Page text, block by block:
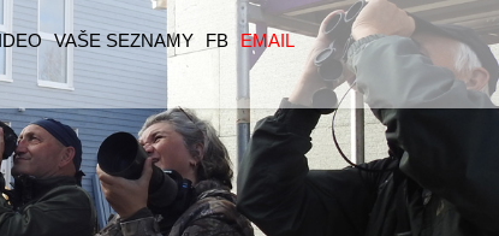
VAŠE SEZNAMY FB EMAIL